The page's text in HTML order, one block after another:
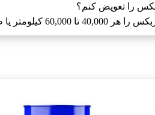
را تعویض کنم؟
سازنده خودرو تعویض کنید.